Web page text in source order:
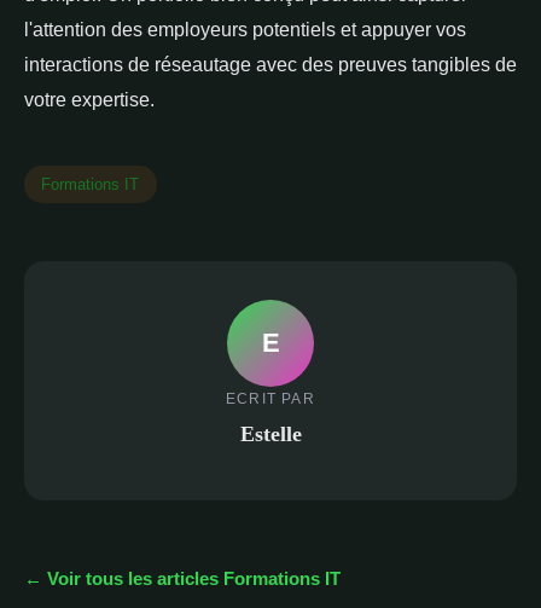
l'attention des employeurs potentiels et appuyer vos
interactions de réseautage avec des preuves tangibles de
votre expertise.
Formations IT
E
ECRIT PAR
Estelle
← Voir tous les articles Formations IT